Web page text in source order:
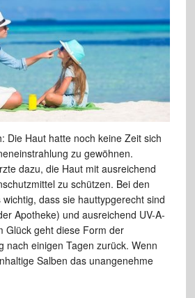
Die Haut hatte noch keine Zeit sich
zu gewöhnen.
dazu, die Haut mit ausreichend
zu schützen. Bei den
dass sie hauttypgerecht sind
Apotheke) und ausreichend UV-A-
Glück geht diese Form der
nach einigen Tagen zurück. Wenn
Salben das unangenehme